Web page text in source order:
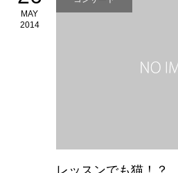
MAY
2014
レッスンでも猫！？